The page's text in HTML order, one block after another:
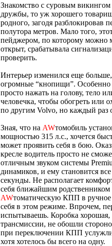
Знакомство с суровым викингом
дружбы, то уж хорошего
родного, загодя разблокировав
полутора метров. Мало того,
пейджером, по которому можно
открыт, срабатывала
проверить.
Интерьер изменился еще
огромные “кнопищи”. Особенно
просто нажать на голову, тело
человечка, чтобы обогреть или
по другим Volvo, но каждый раз
Зная, что на AWтомобиль
мощностью 315 л.с., хочется
может проявить себя в бою.
кресле водитель просто не
отличным звуком системы
динамиков, и ему становится
секунды. Не располагает
себя ближайшим родственником
AWтоматическую КПП в
себя в этом режиме. Впрочем,
испытываешь. Коробка хорошая,
трансмиссии, не обошли
при переключении КПП
хотя хотелось бы всего на одну.